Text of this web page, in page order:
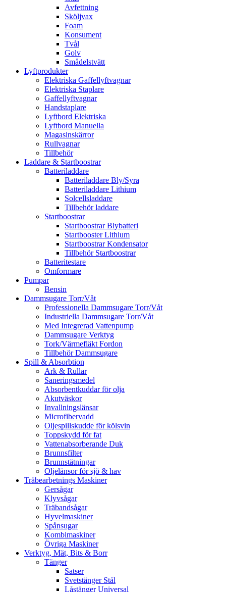
Avfettning
Sköljvax
Foam
Konsument
Tvål
Golv
Smådelstvätt
Lyftprodukter
Elektriska Gaffellyftvagnar
Elektriska Staplare
Gaffellyftvagnar
Handstaplare
Lyftbord Elektriska
Lyftbord Manuella
Magasinskärror
Rullvagnar
Tillbehör
Laddare & Startboostrar
Batteriladdare
Batteriladdare Bly/Syra
Batteriladdare Lithium
Solcellsladdare
Tillbehör laddare
Startboostrar
Startboostrar Blybatteri
Startbooster Lithium
Startboostrar Kondensator
Tillbehör Startboostrar
Batteritestare
Omformare
Pumpar
Bensin
Dammsugare Torr/Våt
Professionella Dammsugare Torr/Våt
Industriella Dammsugare Torr/Våt
Med Integrerad Vattenpump
Dammsugare Verktyg
Tork/Värmefläkt Fordon
Tillbehör Dammsugare
Spill & Absorbtion
Ark & Rullar
Saneringsmedel
Absorbentkuddar för olja
Akutväskor
Invallningslänsar
Microfibervadd
Oljespillskudde för kölsvin
Toppskydd för fat
Vattenabsorberande Duk
Brunnsfilter
Brunnstätningar
Oljelänsor för sjö & hav
Träbearbetnings Maskiner
Gersågar
Klyvsågar
Träbandsågar
Hyvelmaskiner
Spånsugar
Kombimaskiner
Övriga Maskiner
Verktyg, Mät, Bits & Borr
Tänger
Satser
Svetstänger Stål
Låstänger Universal